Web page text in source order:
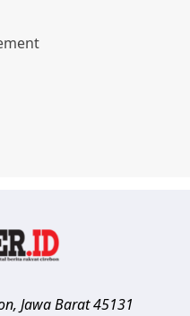
, Jawa Barat 45131